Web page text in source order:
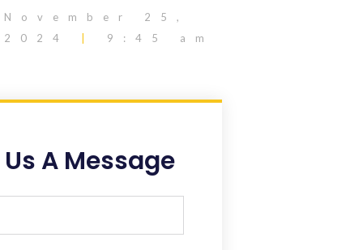
November 25,
2024
9:45 am
A Message